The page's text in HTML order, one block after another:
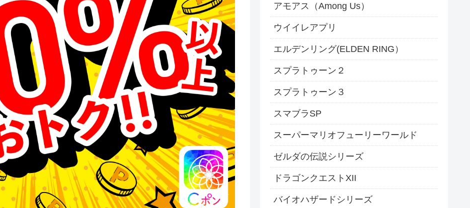
アモアス（Among Us）
ウイイレアプリ
エルデンリング(ELDEN RING）
スプラトゥーン２
スプラトゥーン３
スマブラSP
スーパーマリオフューリーワールド
ゼルダの伝説シリーズ
ドラゴンクエストXII
バイオハザードシリーズ